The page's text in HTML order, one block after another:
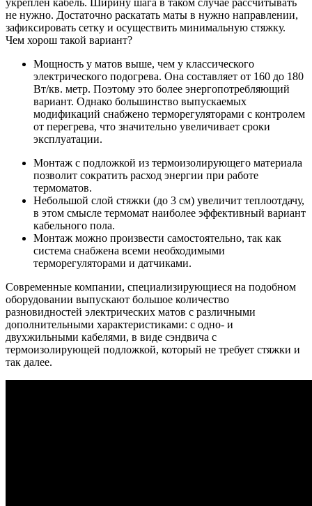
укреплен кабель. Ширину шага в таком случае рассчитывать
не нужно. Достаточно раскатать маты в нужно направлении,
зафиксировать сетку и осуществить минимальную стяжку.
Чем хорош такой вариант?
Мощность у матов выше, чем у классического
электрического подогрева. Она составляет от 160 до 180
Вт/кв. метр. Поэтому это более энергопотребляющий
вариант. Однако большинство выпускаемых
модификаций снабжено терморегуляторами с контролем
от перегрева, что значительно увеличивает сроки
эксплуатации.
Монтаж с подложкой из термоизолирующего материала
позволит сократить расход энергии при работе
термоматов.
Небольшой слой стяжки (до 3 см) увеличит теплоотдачу,
в этом смысле термомат наиболее эффективный вариант
кабельного пола.
Монтаж можно произвести самостоятельно, так как
система снабжена всеми необходимыми
терморегуляторами и датчиками.
Современные компании, специализирующиеся на подобном
оборудовании выпускают большое количество
разновидностей электрических матов с различными
дополнительными характеристиками: с одно- и
двухжильными кабелями, в виде сэндвича с
термоизолирующей подложкой, который не требует стяжки и
так далее.